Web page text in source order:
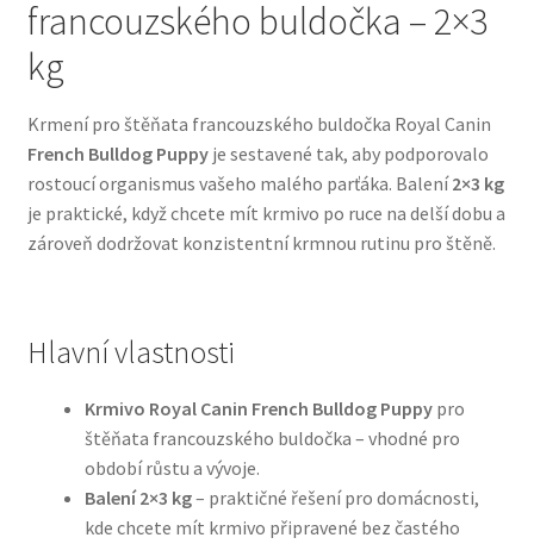
Bozita pro psy — Švédské krmivo s nordickou kvalitou
Brit pro psy
Granule pro psy
Natural Trainer pro psy — Italské krmivo s
Happy Dog — Německá kvalita a přirozené složení
Hill’s pro psy
Hračky pro psy
Konzervy a kapsičky pro psy
francouzského buldočka – 2×3
kg
Krmení pro štěňata francouzského buldočka Royal Canin
French Bulldog Puppyje sestavené tak, aby podporovalo
rostoucí organismus vašeho malého parťáka. Balení2×3 kg
je praktické, když chcete mít krmivo po ruce na delší dobu a
zároveň dodržovat konzistentní krmnou rutinu pro štěně.
Hlavní vlastnosti
Krmivo Royal Canin French Bulldog Puppypro
štěňata francouzského buldočka – vhodné pro
období růstu a vývoje.
Balení 2×3 kg– praktičné řešení pro domácnosti,
kde chcete mít krmivo připravené bez častého